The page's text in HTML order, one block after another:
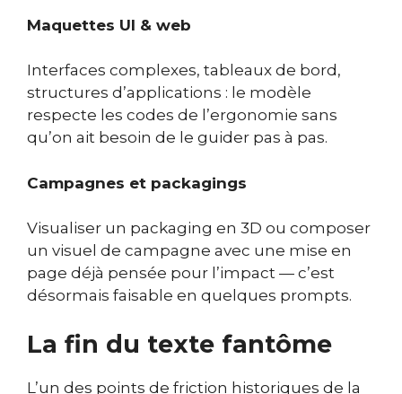
Maquettes UI & web
Interfaces complexes, tableaux de bord,
structures d’applications : le modèle
respecte les codes de l’ergonomie sans
qu’on ait besoin de le guider pas à pas.
Campagnes et packagings
Visualiser un packaging en 3D ou composer
un visuel de campagne avec une mise en
page déjà pensée pour l’impact — c’est
désormais faisable en quelques prompts.
La fin du texte fantôme
L’un des points de friction historiques de la